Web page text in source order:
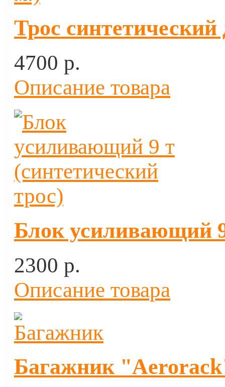
Трос
4700 p.
Описание товара
Блок усиливающий
2300 p.
Описание товара
Багажник